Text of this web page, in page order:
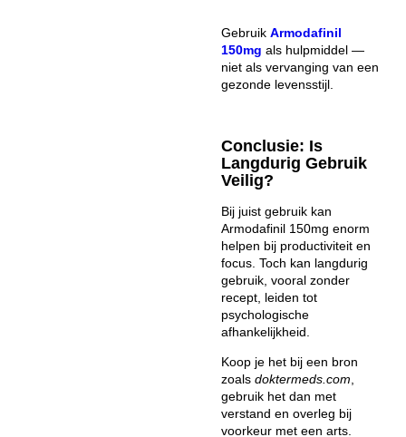
Gebruik Armodafinil
150mg als hulpmiddel —
niet als vervanging van een
gezonde levensstijl.
Conclusie: Is
Langdurig Gebruik
Veilig?
Bij juist gebruik kan
Armodafinil 150mg enorm
helpen bij productiviteit en
focus. Toch kan langdurig
gebruik, vooral zonder
recept, leiden tot
psychologische
afhankelijkheid.
Koop je het bij een bron
zoals doktermeds.com
gebruik het dan met
verstand en overleg bij
voorkeur met een arts.